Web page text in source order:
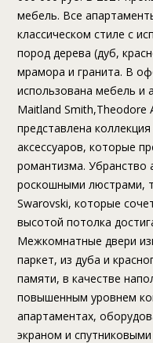
мебель. Все
классическом стиле с
пород дерева (дуб,
мрамора и гранита. В
использована мебель и
Maitland Smith,Theodore
представлена
аксессуаров, которые
романтизма. Убранство
роскошными люстрами,
Swarovski, которые
высотой потолка
Межкомнатные двери
паркет, из дуба и
памяти, в качестве
повышенным уровнем
апартаментах,
экраном и